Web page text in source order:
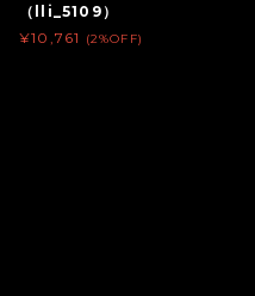
（lli_5109）
¥10,761
(2%OFF)